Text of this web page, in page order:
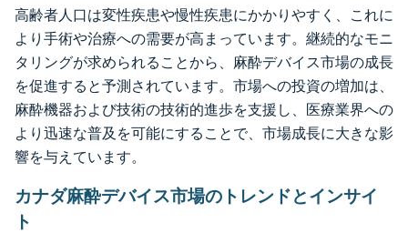
高齢者人口は変性疾患や慢性疾患にかかりやすく、これに
より手術や治療への需要が高まっています。継続的なモニ
タリングが求められることから、麻酔デバイス市場の成長
を促進すると予測されています。市場への投資の増加は、
麻酔機器および技術の技術的進歩を支援し、医療業界への
より迅速な普及を可能にすることで、市場成長に大きな影
響を与えています。
カナダ麻酔デバイス市場のトレンドとインサイ
ト